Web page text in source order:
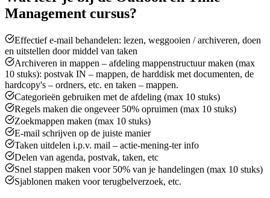
Management cursus?
Effectief e-mail behandelen: lezen, weggooien / archiveren, doen
en uitstellen door middel van taken
Archiveren in mappen – afdeling mappenstructuur maken (max
10 stuks): postvak IN – mappen, de harddisk met documenten, de
hardcopy's – ordners, etc. en taken – mappen.
Categorieën gebruiken met de afdeling (max 10 stuks)
Regels maken die ongeveer 50% opruimen (max 10 stuks)
Zoekmappen maken (max 10 stuks)
E-mail schrijven op de juiste manier
Taken uitdelen i.p.v. mail – actie-mening-ter info
Delen van agenda, postvak, taken, etc
Snel stappen maken voor 50% van je handelingen (max 10 stuks)
Sjablonen maken voor terugbelverzoek, etc.